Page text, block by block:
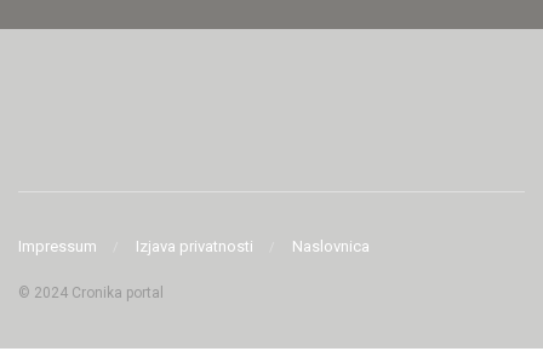
Impressum Izjava privatnosti Naslovnica
© 2024 Cronika portal